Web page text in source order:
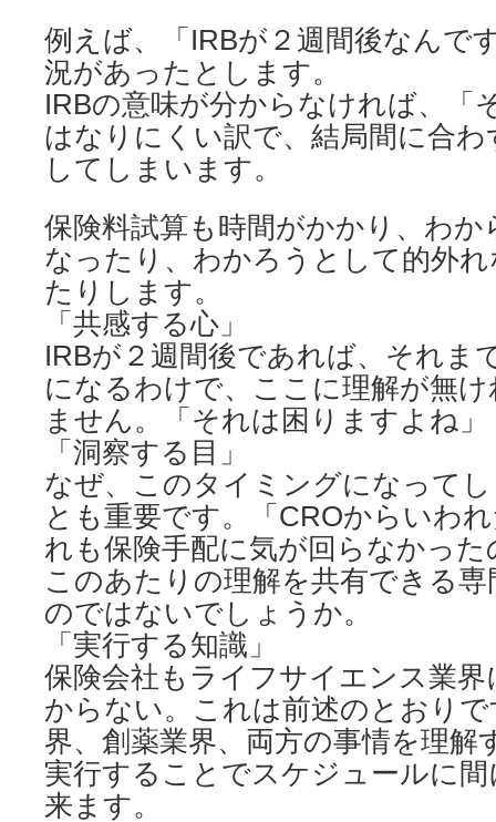
例えば、「IRBが２週間後なんで
況があったとします。
IRBの意味が分からなければ、「
はなりにくい訳で、結局間に合
してしまいます。
保険料試算も時間がかかり、わ
なったり、わかろうとして的外
たりします。
「共感する心」
IRBが２週間後であれば、それま
になるわけで、ここに理解が無
ません。「それは困りますよね」
「洞察する目」
なぜ、このタイミングになって
とも重要です。「CROからいわ
れも保険手配に気が回らなかった
このあたりの理解を共有できる
のではないでしょうか。
「実行する知識」
保険会社もライフサイエンス業
からない。これは前述のとおり
界、創薬業界、両方の事情を理解
実行することでスケジュールに
来ます。